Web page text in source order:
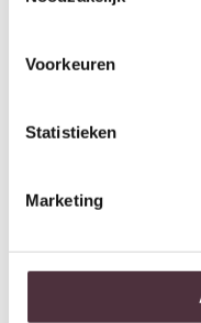
Voorkeuren
Statistieken
Marketing